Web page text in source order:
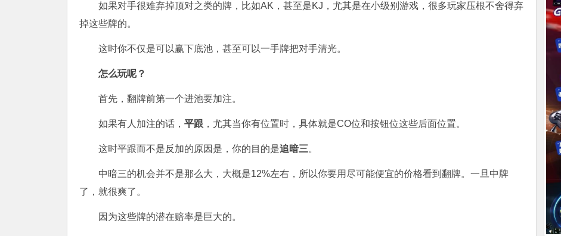
如果对手很难弃掉顶对之类的牌，比如AK，甚至是KJ，尤其是在小级别游戏，很多玩家压根不舍得弃
掉这些牌的。
这时你不仅是可以赢下底池，甚至可以一手牌把对手清光。
怎么玩呢？
首先，翻牌前第一个进池要加注。
如果有人加注的话， 平跟 ，尤其当你有位置时，具体就是CO位和按钮位这些后面位置。
这时平跟而不是反加的原因是，你的目的是追暗三。
中暗三的机会并不是那么大，大概是12%左右，所以你要用尽可能便宜的价格看到翻牌。一旦中牌
了，就很爽了。
因为这些牌的潜在赔率是巨大的。